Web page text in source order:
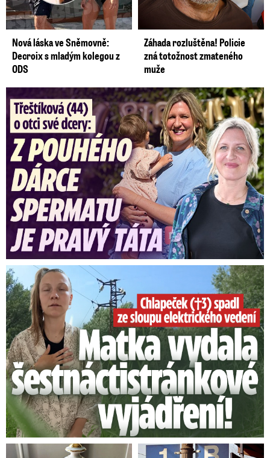
Nová láska ve Sněmovně:
Decroix s mladým kolegou z
ODS
Záhada rozluštěna! Policie
zná totožnost zmateného
muže
Třeštíková (44) o otci dcery: Z dárce spermatu pravý táta
Smrtelný pád chlapce: Matka vydala vyjádření na 16 stran